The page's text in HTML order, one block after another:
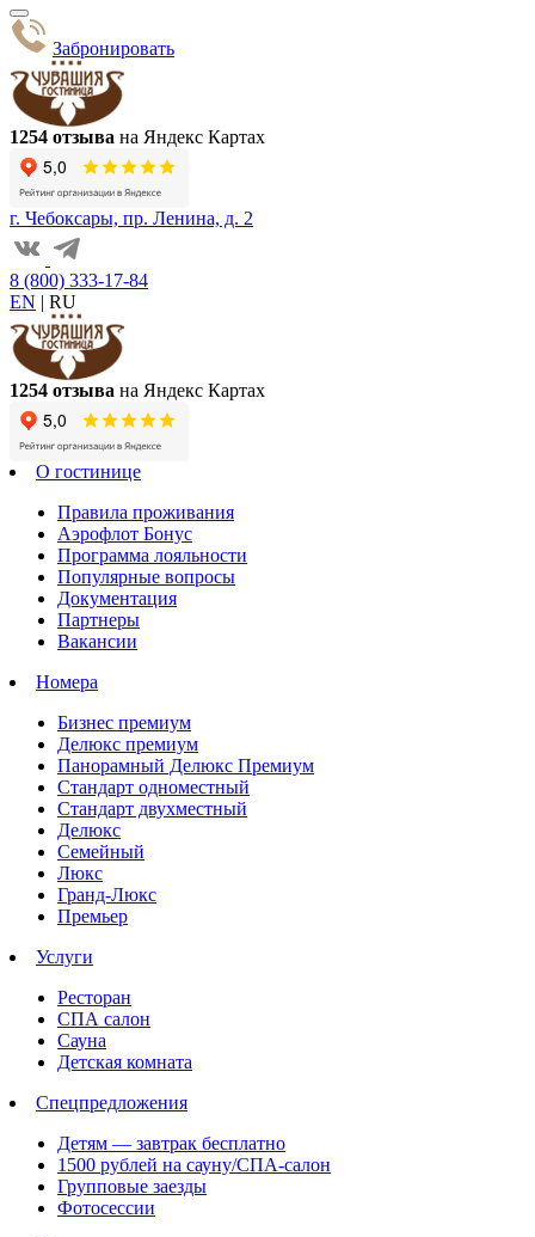
Забронировать
1254 отзыва на Яндекс Картах
г. Чебоксары, пр. Ленина, д. 2
8 (800) 333-17-84
EN | RU
1254 отзыва на Яндекс Картах
О гостинице
Правила проживания
Аэрофлот Бонус
Программа лояльности
Популярные вопросы
Документация
Партнеры
Вакансии
Номера
Бизнес премиум
Делюкс премиум
Панорамный Делюкс Премиум
Стандарт одноместный
Стандарт двухместный
Делюкс
Семейный
Люкс
Гранд-Люкс
Премьер
Услуги
Ресторан
СПА салон
Сауна
Детская комната
Спецпредложения
Детям — завтрак бесплатно
1500 рублей на сауну/СПА-салон
Групповые заезды
Фотосессии